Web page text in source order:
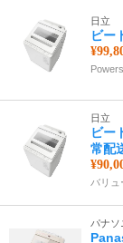
日立
ビー
日立
ビー
常配
バリュ
パナソ